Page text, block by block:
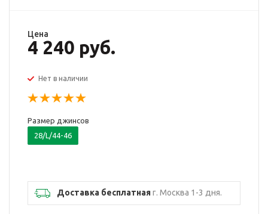
Цена
4 240 руб.
Нет в наличии
Размер джинсов
28/L/44-46
Доставка бесплатнаяг. Москва 1-3 дня.